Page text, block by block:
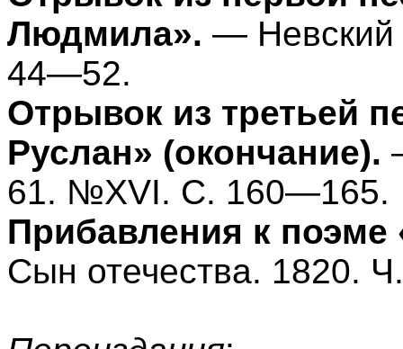
Людмила». — Невский
44—52.
Отрывок из третьей
Руслан» (окончание).
61. №XVI. С. 160—165.
Прибавления к
Сын отечества. 1820.